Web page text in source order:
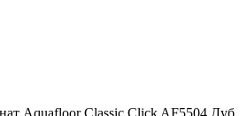
Aquafloor Classic Click AF5504 Дуб